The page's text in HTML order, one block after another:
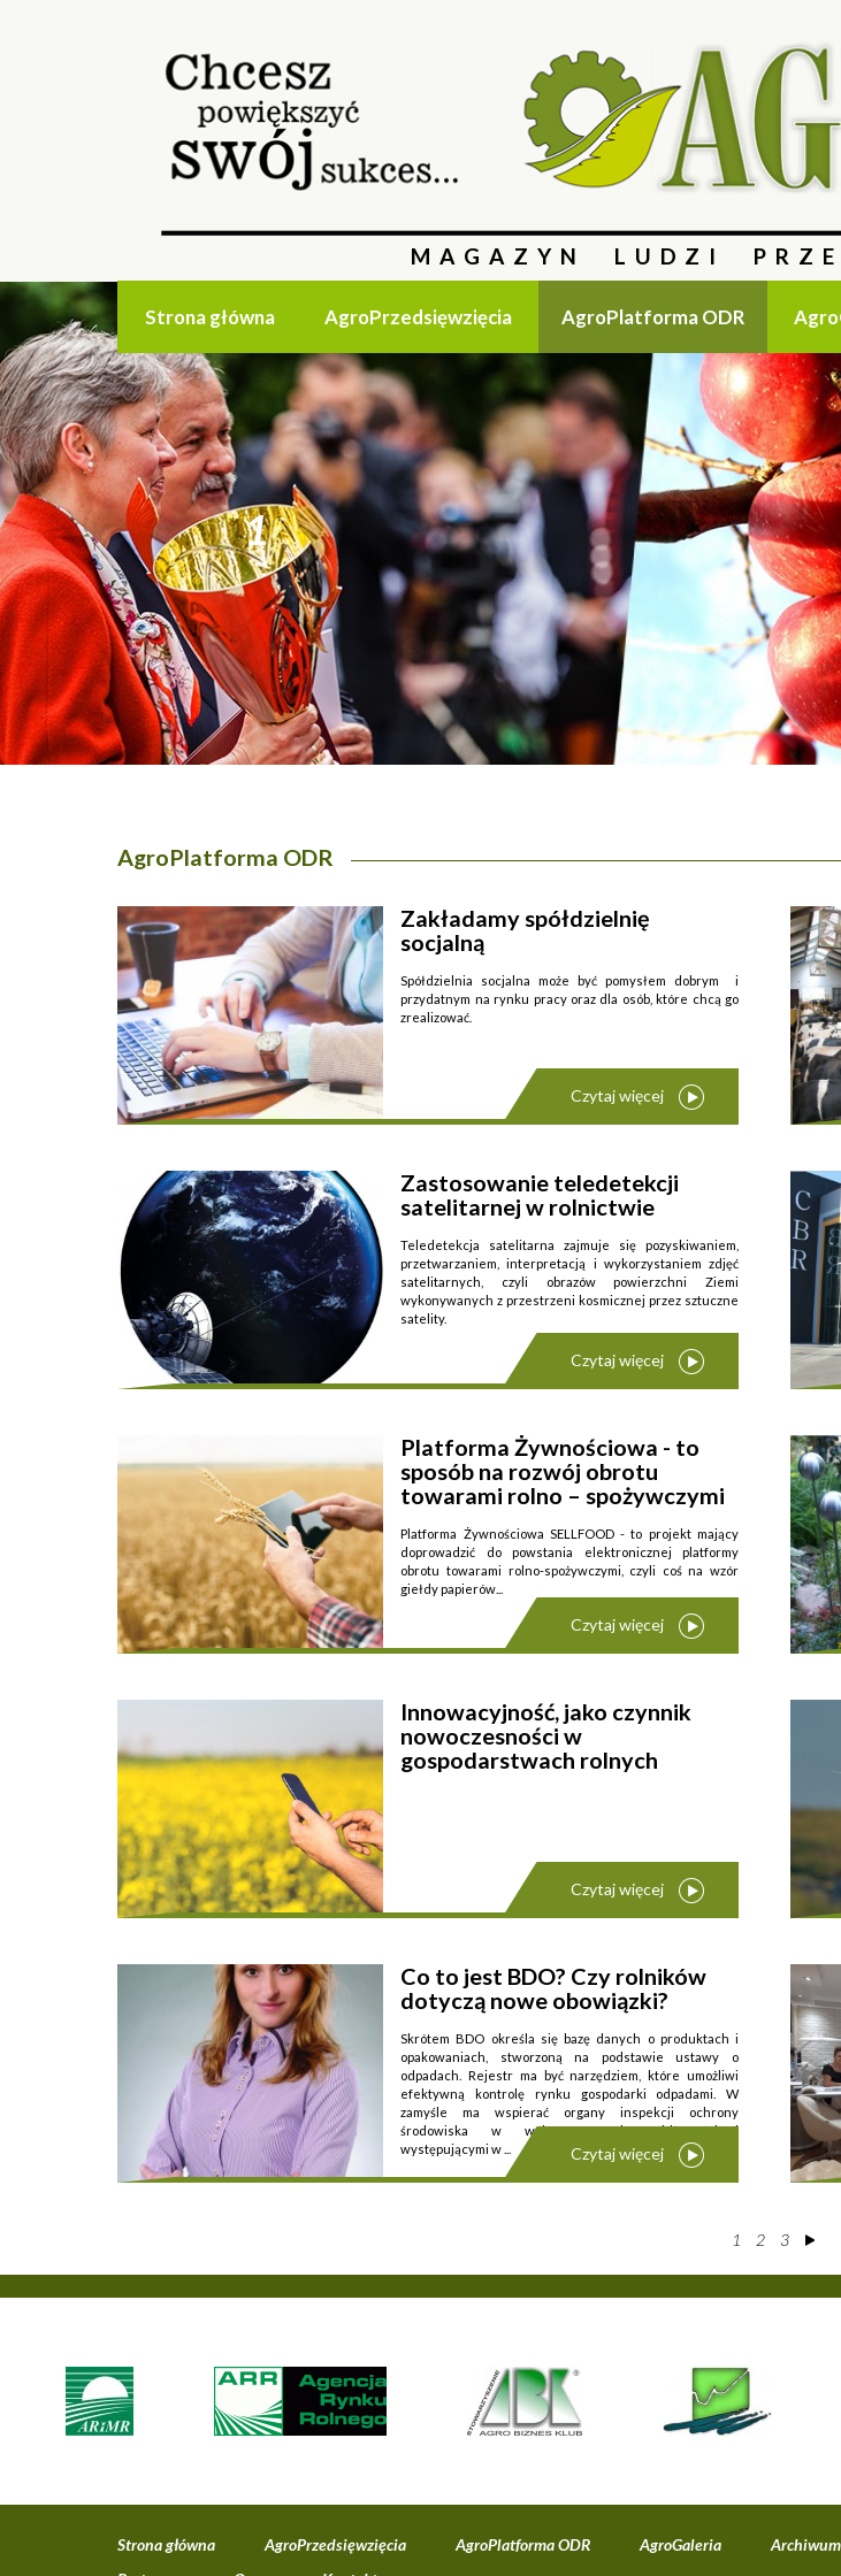
MAGAZYN LUDZI
Strona główna AgroPrzedsięwzięcia AgroPlatforma ODR
1
AgroPlatforma ODR
Zakładamy spółdzielnię
socjalną
Spółdzielnia socjalna może być pomysłem dobrym i
przydatnym na rynku pracy oraz dla osób, które chcą go
zrealizować.
Przedmiotem działań spółdzielni ...
Czytaj więcej
Zastosowanie teledetekcji
satelitarnej w rolnictwie
Teledetekcja satelitarna zajmuje się pozyskiwaniem,
przetwarzaniem, interpretacją i wykorzystaniem zdjęć
satelitarnych, czyli obrazów powierzchni Ziemi
wykonywanych z przestrzeni kosmicznej przez sztuczne
satelity.
Czytaj więcej
Platforma Żywnościowa - to
sposób na rozwój obrotu
towarami rolno – spożywczymi
Platforma Żywnościowa SELLFOOD - to projekt mający
doprowadzić do powstania elektronicznej platformy
obrotu towarami rolno-spożywczymi, czyli coś na wzór
giełdy papierów...
wartościowych, gdzie zamiast akcji będą ...
Czytaj więcej
Innowacyjność, jako czynnik
nowoczesności w
gospodarstwach rolnych
Innowacyjność według definicji zawartej w ustawie o
niektórych formach działalności innowacyjnej (Dz. U.
2005, nr 179, poz. 1484) to działalność związana z
przygotowaniem i uruchomieniem wytwarzania nowych i
Czytaj więcej
Co to jest BDO? Czy rolników
dotyczą nowe obowiązki?
Skrótem BDO określa się bazę danych o produktach i
opakowaniach, stworzoną na podstawie ustawy o
odpadach. Rejestr ma być narzędziem, które umożliwi
efektywną kontrolę rynku gospodarki odpadami. W
zamyśle ma wspierać organy inspekcji ochrony
środowiska w walce z nieprawidłowościami
występującymi w ...
Czytaj więcej
1 2 3
Strona główna AgroPrzedsięwzięcia AgroPlatforma ODR AgroGaleria
Archiwum